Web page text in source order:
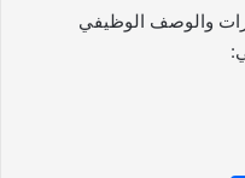
والوصف الوظيفي